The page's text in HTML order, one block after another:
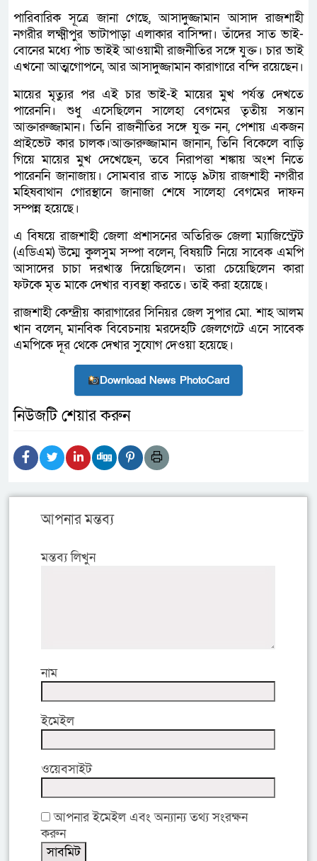
পারিবারিক সূত্রে জানা গেছে, আসাদুজ্জামান আসাদ রাজশাহী
নগরীর লক্ষ্মীপুর ভাটাপাড়া এলাকার বাসিন্দা। তাঁদের সাত ভাই-
বোনের মধ্যে পাঁচ ভাইই আওয়ামী রাজনীতির সঙ্গে যুক্ত। চার ভাই
এখনো আত্মগোপনে, আর আসাদুজ্জামান কারাগারে বন্দি রয়েছেন।
মায়ের মৃত্যুর পর এই চার ভাই-ই মায়ের মুখ পর্যন্ত দেখতে
পারেননি। শুধু এসেছিলেন সালেহা বেগমের তৃতীয় সন্তান
আক্তারুজ্জামান। তিনি রাজনীতির সঙ্গে যুক্ত নন, পেশায় একজন
প্রাইভেট কার চালক।আক্তারুজ্জামান জানান, তিনি বিকেলে বাড়ি
গিয়ে মায়ের মুখ দেখেছেন, তবে নিরাপত্তা শঙ্কায় অংশ নিতে
পারেননি জানাজায়। সোমবার রাত সাড়ে ৯টায় রাজশাহী নগরীর
মহিষবাথান গোরস্থানে জানাজা শেষে সালেহা বেগমের দাফন
সম্পন্ন হয়েছে।
এ বিষয়ে রাজশাহী জেলা প্রশাসনের অতিরিক্ত জেলা ম্যাজিস্ট্রেট
(এডিএম) উম্মে কুলসুম সম্পা বলেন, বিষয়টি নিয়ে সাবেক এমপি
আসাদের চাচা দরখাস্ত দিয়েছিলেন। তারা চেয়েছিলেন কারা
ফটকে মৃত মাকে দেখার ব্যবস্থা করতে। তাই করা হয়েছে।
রাজশাহী কেন্দ্রীয় কারাগারের সিনিয়র জেল সুপার মো. শাহ আলম
খান বলেন, মানবিক বিবেচনায় মরদেহটি জেলগেটে এনে সাবেক
এমপিকে দূর থেকে দেখার সুযোগ দেওয়া হয়েছে।
Download News PhotoCard
নিউজটি শেয়ার করুন
আপনার মন্তব্য
মন্তব্য লিখুন
নাম
ইমেইল
ওয়েবসাইট
আপনার ইমেইল এবং অন্যান্য তথ্য সংরক্ষন
করুন